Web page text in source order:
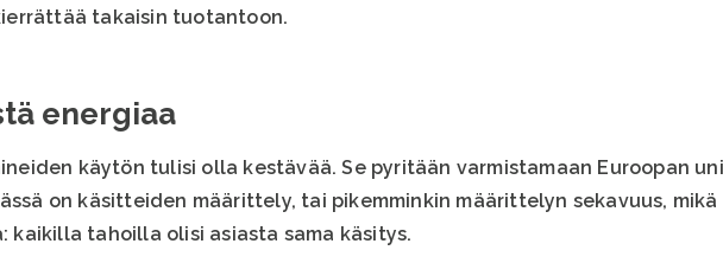
takaisin tuotantoon.
energiaa
käytön tulisi olla kestävää. Se pyritään varmistamaan Euroopan
on käsitteiden määrittely, tai pikemminkin määrittelyn sekavuus, mikä
kaikilla tahoilla olisi asiasta sama käsitys.